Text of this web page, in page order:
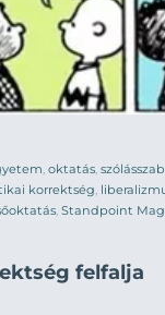
oktatás
korrektség
Standpoint
felfalja